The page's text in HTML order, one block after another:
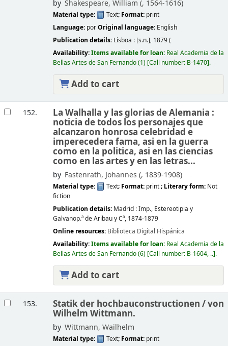
by Shakespeare, William (, 1564-1616)
Material type: Text; Format: print
Language: porOriginal language: English
Publication details: Lisboa : [s.n.], 1879 (
Availability:Items available for loan: Real Academia de la
Bellas Artes de San Fernando(1) Call number: B-1470 .
Add to cart
152. La Walhalla y las glorias de Alemania :
noticia de todos los personajes que
alcanzaron honrosa celebridad e
imperecedera fama, asi en la guerra
como en la politica, asi en las ciencias
como en las artes y en las letras...
by Fastenrath, Johannes (, 1839-1908)
Material type: Text; Format: print; Literary form: Not
fiction
Publication details: Madrid :Imp., Estereotipia y
Galvanop.ª de Aribau y Cª, 1874-1879
Online resources: Biblioteca Digital Hispánica
Availability:Items available for loan: Real Academia de la
Bellas Artes de San Fernando(6) Call number: B-1604, .. .
Add to cart
153. Statik der hochbauconstructionen /von
Wilhelm Wittmann.
by Wittmann, Wailhelm
Material type: Text; Format: print